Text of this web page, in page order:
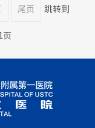
尾页 跳转到
页